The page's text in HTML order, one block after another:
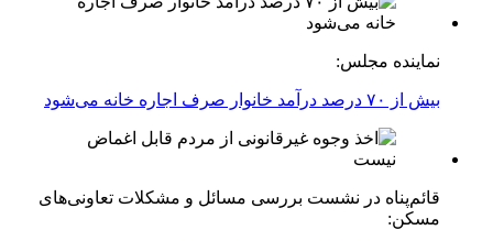
نماینده مجلس:
بیش از ۷۰ درصد درآمد خانوار صرف اجاره خانه می‌شود
قائم‌پناه در نشست بررسی مسائل و مشکلات تعاونی‌های
مسکن: